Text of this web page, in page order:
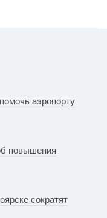
аэропорту
повышения
сократят